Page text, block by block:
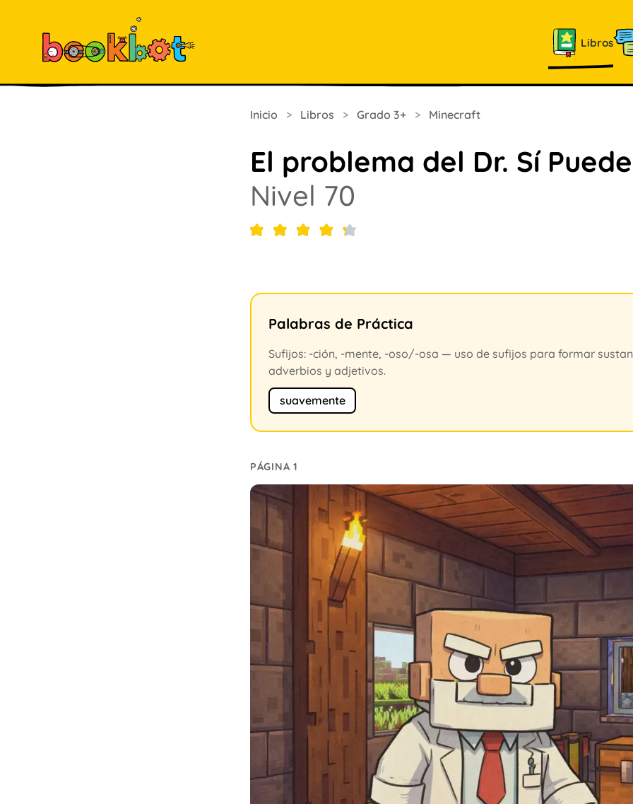
Libros
Inicio > Libros > Grado 3+ > Minecraft
El problema del Dr. Sí Puede
Nivel 70
Palabras de Práctica
Sufijos: -ción, -mente, -oso/-osa — uso de sufijos para formar
adverbios y adjetivos.
suavemente
PÁGINA 1